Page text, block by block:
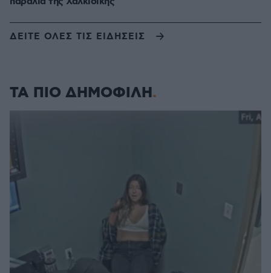
ΔΕΙΤΕ ΟΛΕΣ ΤΙΣ ΕΙΔΗΣΕΙΣ
ΤΑ ΠΙΟ ΔΗΜΟΦΙΛΗ